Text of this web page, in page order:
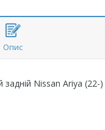
Опис
задній Nissan Ariya (22-